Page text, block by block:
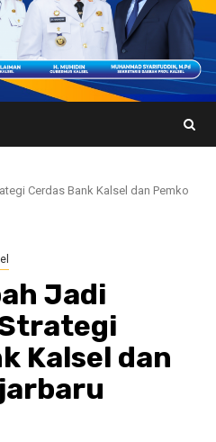
Cerdas Bank Kalsel dan Pemko
Jadi
Kalsel dan